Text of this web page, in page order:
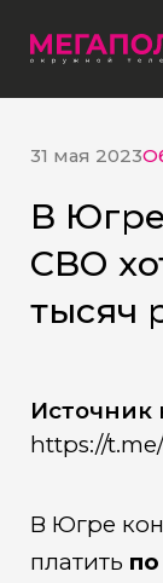
31 мая 2023
В
СВО
тысяч
Источник
https://
В Югре
платить